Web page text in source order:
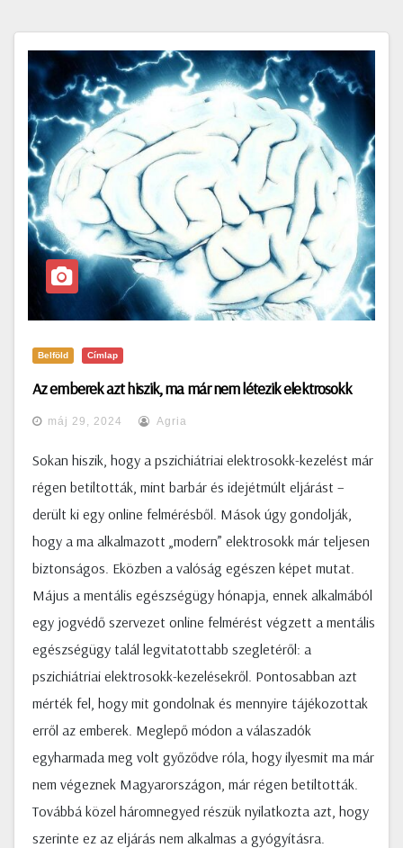
Belföld Címlap
Az emberek azt hiszik, ma már nem létezik elektrosokk
máj 29, 2024 Agria
Sokan hiszik, hogy a pszichiátriai elektrosokk-kezelést már
régen betiltották, mint barbár és idejétmúlt eljárást –
derült ki egy online felmérésből. Mások úgy gondolják,
hogy a ma alkalmazott „modern” elektrosokk már teljesen
biztonságos. Eközben a valóság egészen képet mutat.
Május a mentális egészségügy hónapja, ennek alkalmából
egy jogvédő szervezet online felmérést végzett a mentális
egészségügy talál legvitatottabb szegletéről: a
pszichiátriai elektrosokk-kezelésekről. Pontosabban azt
mérték fel, hogy mit gondolnak és mennyire tájékozottak
erről az emberek. Meglepő módon a válaszadók
egyharmada meg volt győződve róla, hogy ilyesmit ma már
nem végeznek Magyarországon, már régen betiltották.
Továbbá közel háromnegyed részük nyilatkozta azt, hogy
szerinte ez az eljárás nem alkalmas a gyógyításra.